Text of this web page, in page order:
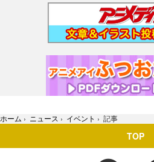
ホーム › ニュース › イベント › 記事
TOP